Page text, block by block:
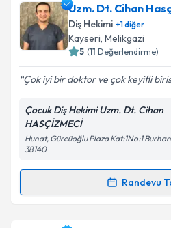
Dr. Dt. Erol Özgür Oktay
oluşturun. Size bu uzmandan
takvim hazırlandığında e-
Kişisel verilerimin
Metni'ni okudum ve
Takvim
Uzm. Dt. Cihan
Diş Hekimi +1diğer
Kayseri, Melikgazi
5 (11 Değerlendirme)
Çok iyi bir doktor ve çok keyifli
Çocuk Diş Hekimi Uzm. Dt. Cihan
HASÇİZMECİ
Hunat, Gürcüoğlu Plaza Kat:1No:1
38140
Randevu
Randevu Takvimi